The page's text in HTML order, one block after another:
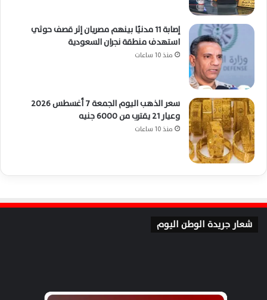
إصابة 11 مدنيًا بينهم مصريان إثر قصف حوثي
استهدف منطقة نجران السعودية
منذ 10 ساعات
سعر الذهب اليوم الجمعة 7 أغسطس 2026
وعيار 21 يقترب من 6000 جنيه
منذ 10 ساعات
شعار جريدة الوطن اليوم